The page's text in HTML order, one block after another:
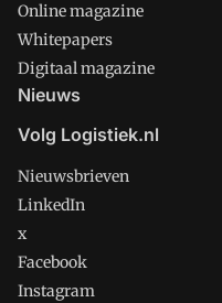
Online magazine
Whitepapers
Digitaal magazine
Nieuws
Volg Logistiek.nl
Nieuwsbrieven
LinkedIn
x
Facebook
Instagram